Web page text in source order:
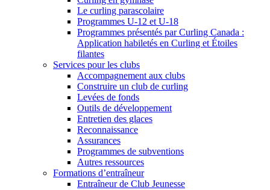
Le curling parascolaire
Programmes U-12 et U-18
Programmes présentés par Curling Canada :
Application habiletés en Curling et Étoiles
filantes
Services pour les clubs
Accompagnement aux clubs
Construire un club de curling
Levées de fonds
Outils de développement
Entretien des glaces
Reconnaissance
Assurances
Programmes de subventions
Autres ressources
Formations d’entraîneur
Entraîneur de Club Jeunesse